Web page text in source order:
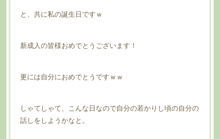
と、共に私の誕生日ですｗ
新成人の皆様おめでとうございます！
更には自分におめでとうですｗｗ
しゃてしゃて、こんな日なので自分の若かりし頃の自分の
話しをしようかなと。